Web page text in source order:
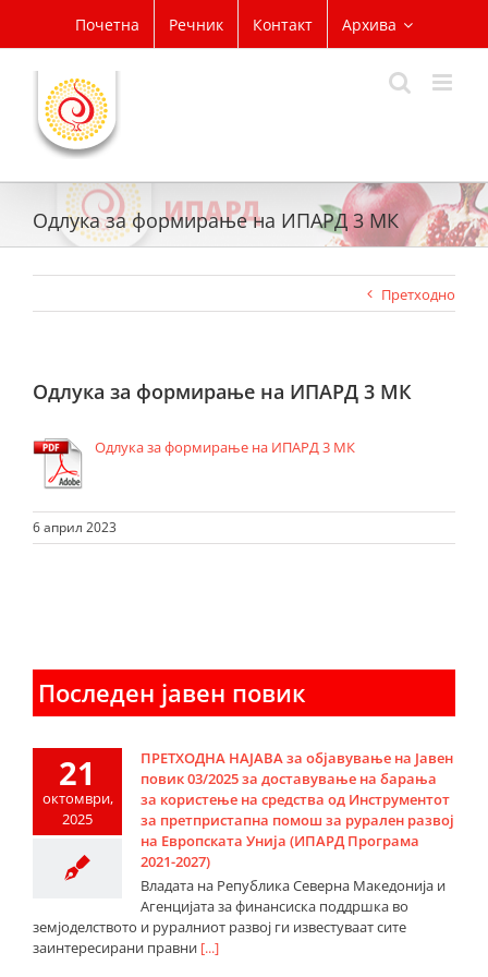
content
Почетна Речник Контакт Архива
Одлука за формирање на ИПАРД 3 МК
Претходно
Одлука за формирање на ИПАРД 3 МК
Одлука за формирање на ИПАРД 3 МК
6 април 2023
Последен јавен повик
21
октомври,
2025
ПРЕТХОДНА НАЈАВА за објавување на Јавен
повик 03/2025 за доставување на барања
за користење на средства од Инструментот
за претпристапна помош за рурален развој
на Европската Унија (ИПАРД Програма
2021-2027)
Владата на Република Северна Македонија и
Агенцијата за финансиска поддршка во
земјоделството и руралниот развој ги известуваат сите
заинтересирани правни [...]